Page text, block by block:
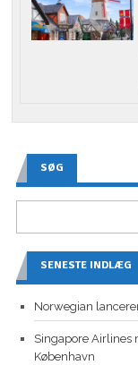
SØG
SENESTE INDLÆG
Norwegian
Singapore Airlines
København